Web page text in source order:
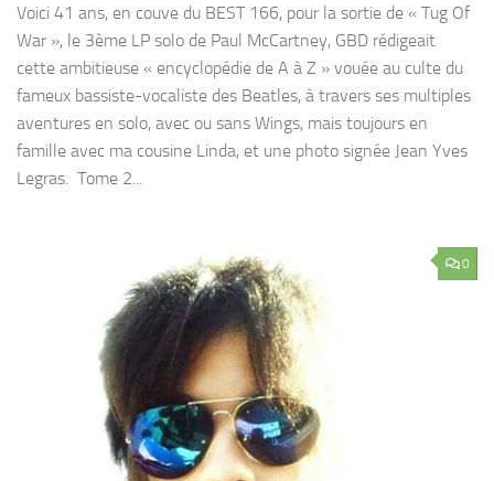
Voici 41 ans, en couve du BEST 166, pour la sortie de « Tug Of
War », le 3ème LP solo de Paul McCartney, GBD rédigeait
cette ambitieuse « encyclopédie de A à Z » vouée au culte du
fameux bassiste-vocaliste des Beatles, à travers ses multiples
aventures en solo, avec ou sans Wings, mais toujours en
famille avec ma cousine Linda, et une photo signée Jean Yves
Legras. Tome 2...
0